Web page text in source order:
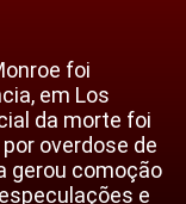
foi
em Los
da morte foi
overdose de
gerou comoção
e